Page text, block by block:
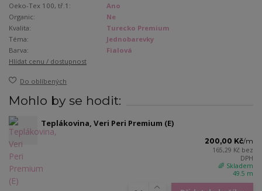
Oeko-Tex 100, tř.1:
Ano
Organic:
Ne
Kvalita:
Turecko Premium
Téma:
Jednobarevky
Barva:
Fialová
Hlídat cenu / dostupnost
Do oblíbených
Mohlo by se hodit:
Teplákovina, Veri Peri Premium (E)
200,00 Kč/m
165,29 Kč bez
DPH
🌈 Skladem
49.5 m